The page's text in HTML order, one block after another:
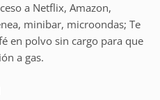
a Netflix, Amazon,
minibar, microondas; Te
en polvo sin cargo para que
a gas.